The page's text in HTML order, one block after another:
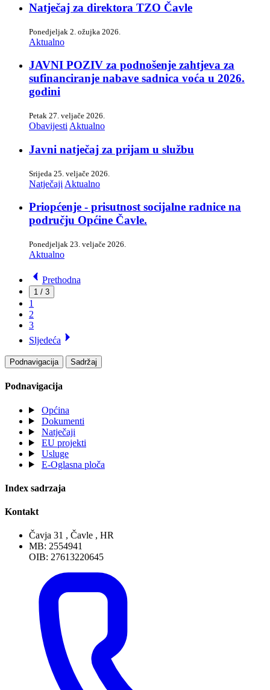
Natječaj za direktora TZO Čavle
Ponedjeljak 2. ožujka 2026.
Aktualno
JAVNI POZIV za podnošenje zahtjeva za
sufinanciranje nabave sadnica voća u 2026.
godini
Petak 27. veljače 2026.
Obavijesti Aktualno
Javni natječaj za prijam u službu
Srijeda 25. veljače 2026.
Natječaji Aktualno
Priopćenje - prisutnost socijalne radnice na
području Općine Čavle.
Ponedjeljak 23. veljače 2026.
Aktualno
Prethodna
1 / 3
1
2
3
Sljedeća
Podnavigacija Sadržaj
Podnavigacija
Općina
Dokumenti
Natječaji
EU projekti
Usluge
E-Oglasna ploča
Index sadrzaja
Kontakt
Čavja 31 , Čavle , HR
MB: 2554941
OIB: 27613220645